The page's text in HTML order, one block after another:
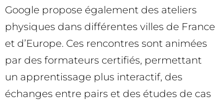
Google propose également des ateliers
physiques dans différentes villes de France
et d’Europe. Ces rencontres sont animées
par des formateurs certifiés, permettant
un apprentissage plus interactif, des
échanges entre pairs et des études de cas